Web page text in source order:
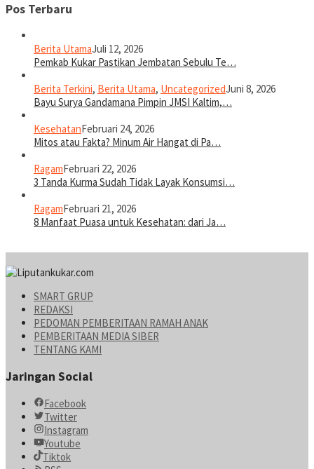
Pos Terbaru
Berita UtamaJuli 12, 2026
Pemkab Kukar Pastikan Jembatan Sebulu Te…
Berita Terkini, Berita Utama, UncategorizedJuni 8, 2026
Bayu Surya Gandamana Pimpin JMSI Kaltim,…
KesehatanFebruari 24, 2026
Mitos atau Fakta? Minum Air Hangat di Pa…
RagamFebruari 22, 2026
3 Tanda Kurma Sudah Tidak Layak Konsumsi…
RagamFebruari 21, 2026
8 Manfaat Puasa untuk Kesehatan: dari Ja…
SMART GRUP
REDAKSI
PEDOMAN PEMBERITAAN RAMAH ANAK
PEMBERITAAN MEDIA SIBER
TENTANG KAMI
Jaringan Social
Facebook
Twitter
Instagram
Youtube
Tiktok